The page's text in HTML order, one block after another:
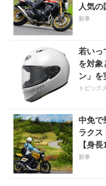
人気の
質に進
新車
若い
を対象
ン」を
トピックス
中免で
ラクス
【身
新車